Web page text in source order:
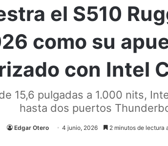
el S510
como su
con Intel
15,6 pulgadas a 1.000 nits,
hasta dos puertos
Edgar Otero 4 junio, 2026 2 minutos de lectura